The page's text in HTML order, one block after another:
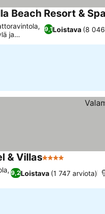
Beach Resort & Spa
9,1Loistava (8
ja
& Villas4 Tähtiluokitus
9,2Loistava (1 747 arviota)